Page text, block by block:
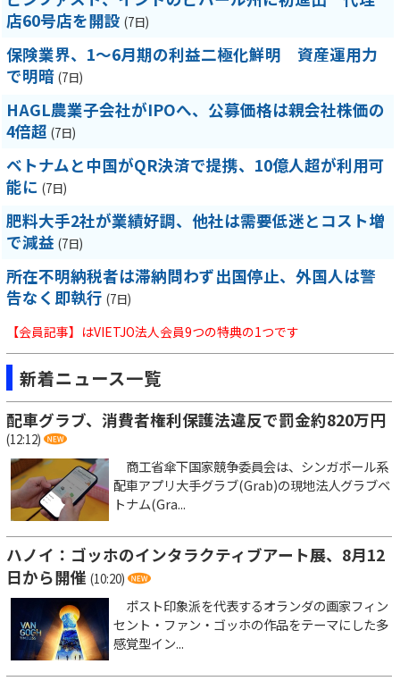
店60号店を開設 (7日)
保険業界、1～6月期の利益二極化鮮明 資産運用力
で明暗 (7日)
HAGL農業子会社がIPOへ、公募価格は親会社株価の
4倍超 (7日)
ベトナムと中国がQR決済で提携、10億人超が利用可
能に (7日)
肥料大手2社が業績好調、他社は需要低迷とコスト増
で減益 (7日)
所在不明納税者は滞納問わず出国停止、外国人は警
告なく即執行 (7日)
【会員記事】はVIETJO法人会員9つの特典の1つです
新着ニュース一覧
配車グラブ、消費者権利保護法違反で罰金約820万円
(12:12)
商工省傘下国家競争委員会は、シンガポール系
配車アプリ大手グラブ(Grab)の現地法人グラブベ
トナム(Gra...
ハノイ：ゴッホのインタラクティブアート展、8月12
日から開催 (10:20)
ポスト印象派を代表するオランダの画家フィン
セント・ファン・ゴッホの作品をテーマにした多
感覚型イン...